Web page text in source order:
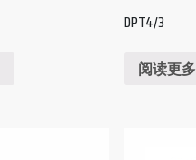
DPT4/3
阅读更多